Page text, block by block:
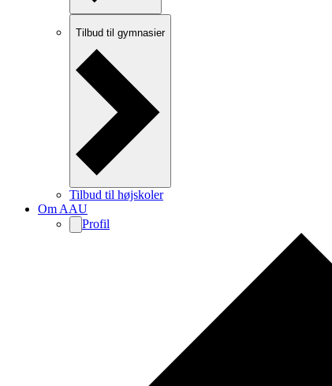
Tilbud til gymnasier
Tilbud til højskoler
Om AAU
Profil